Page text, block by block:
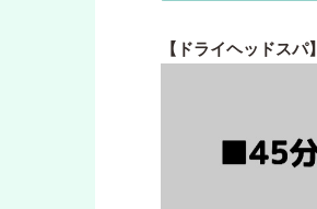
【ドライヘッドスパ】